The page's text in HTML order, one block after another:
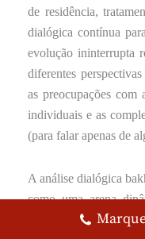
de residência,
dialógica contínua
evolução ininterrupta
diferentes
as preocupações
individuais e as
(para falar apenas de
A análise dialógica
como uma arena
vezes conflitantes